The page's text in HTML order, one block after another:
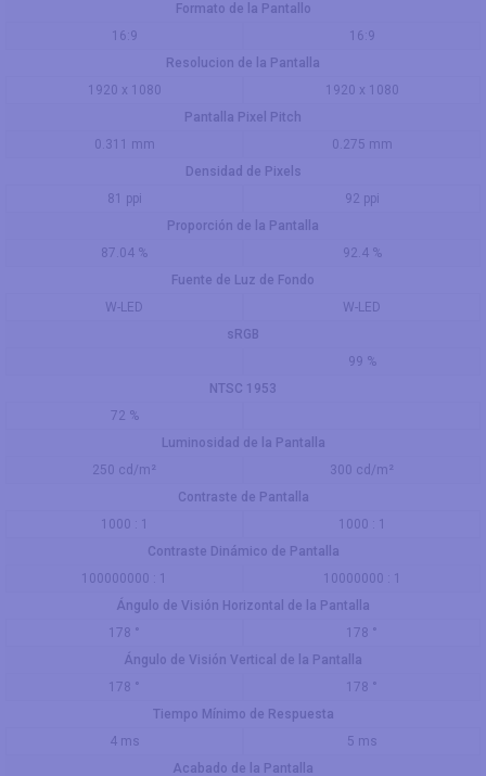
Formato de la Pantallo
16:9
16:9
Resolucion de la Pantalla
1920 x 1080
1920 x 1080
Pantalla Pixel Pitch
0.311 mm
0.275 mm
Densidad de Pixels
81 ppi
92 ppi
Proporción de la Pantalla
87.04 %
92.4 %
Fuente de Luz de Fondo
W-LED
W-LED
sRGB
99 %
NTSC 1953
72 %
Luminosidad de la Pantalla
250 cd/m²
300 cd/m²
Contraste de Pantalla
1000 : 1
1000 : 1
Contraste Dinámico de Pantalla
100000000 : 1
10000000 : 1
Ángulo de Visión Horizontal de la Pantalla
178 °
178 °
Ángulo de Visión Vertical de la Pantalla
178 °
178 °
Tiempo Mínimo de Respuesta
4 ms
5 ms
Acabado de la Pantalla